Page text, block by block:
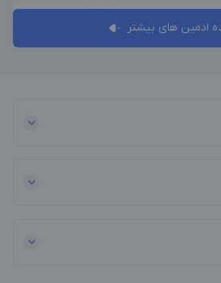
ادمین های بیشتر